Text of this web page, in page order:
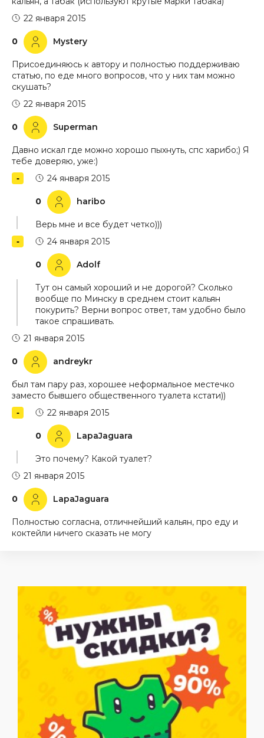
0 Mystery
22 января 2015
Присоединяюсь к автору и полностью поддерживаю
статью, по еде много вопросов, что у них там можно
скушать?
0 Superman
22 января 2015
Давно искал где можно хорошо пыхнуть, спс харибо;) Я
тебе доверяю, уже:)
0 haribo
24 января 2015
Верь мне и все будет четко)))
0 Adolf
24 января 2015
Тут он самый хороший и не дорогой? Сколько
вообще по Минску в среднем стоит кальян
покурить? Верни вопрос ответ, там удобно было
такое спрашивать.
0 andreykr
21 января 2015
был там пару раз, хорошее неформальное местечко
заместо бывшего общественного туалета кстати))
0 LapaJaguara
22 января 2015
Это почему? Какой туалет?
0 LapaJaguara
21 января 2015
Полностью согласна, отличнейший кальян, про еду и
коктейли ничего сказать не могу